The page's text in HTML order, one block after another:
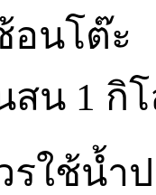
อนโต๊ะ
สน 1 กิ
ใช้น้ำป